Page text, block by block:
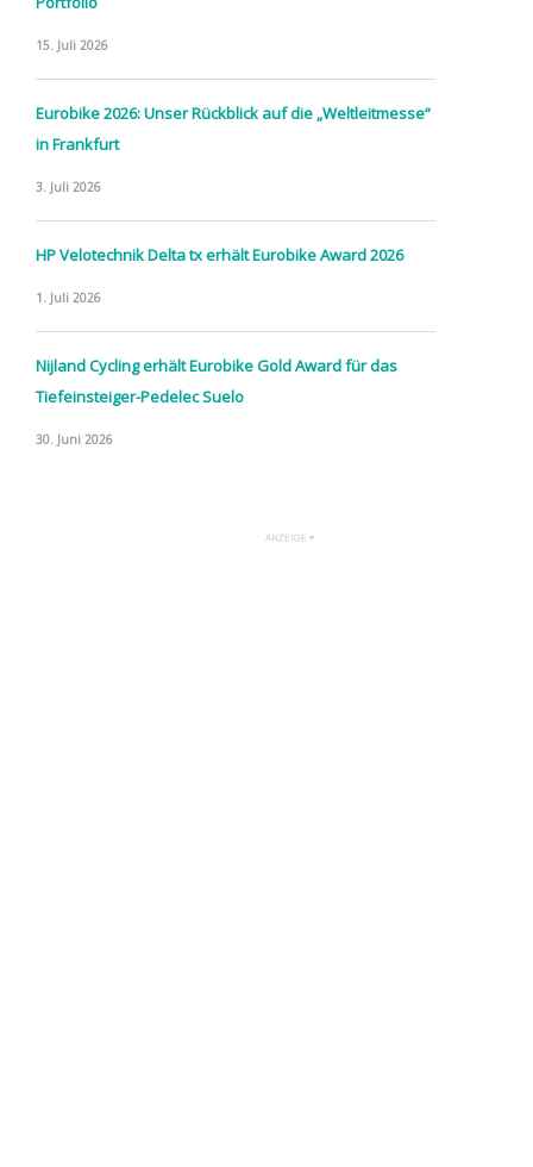
15. Juli 2026
Eurobike 2026: Unser Rückblick auf die „Weltleitmesse“
in Frankfurt
3. Juli 2026
HP Velotechnik Delta tx erhält Eurobike Award 2026
1. Juli 2026
Nijland Cycling erhält Eurobike Gold Award für das
Tiefeinsteiger-Pedelec Suelo
30. Juni 2026